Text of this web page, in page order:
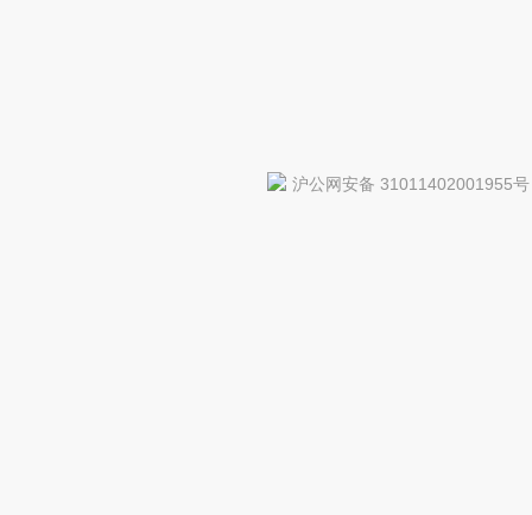
沪公网安备 31011402001955号